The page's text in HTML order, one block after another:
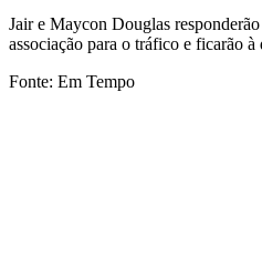
Jair e Maycon Douglas
associação para o tráfico e ficarão à
Fonte: Em Tempo